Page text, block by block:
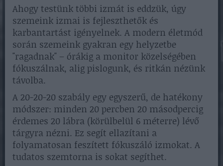
Ahogy testünk többi izmát is eddzük, úgy
szemeink izmai is fejleszthetők és
karbantartást igényelnek. A modern életmód
során szemeink gyakran egy helyzetbe
"ragadnak" – órákig a monitor közelségében
fókuszálnak, alig pislogunk, és ritkán nézünk
távolba.
A 20-20-20 szabály egy egyszerű, de hatékony
módszer: minden 20 percben 20 másodpercig
érdemes 20 lábra (körülbelül 6 méterre) lévő
tárgyra nézni. Ez segít ellazítani a
folyamatosan feszített fókuszáló izmokat. A
tudatos szemtorna is sokat segíthet.